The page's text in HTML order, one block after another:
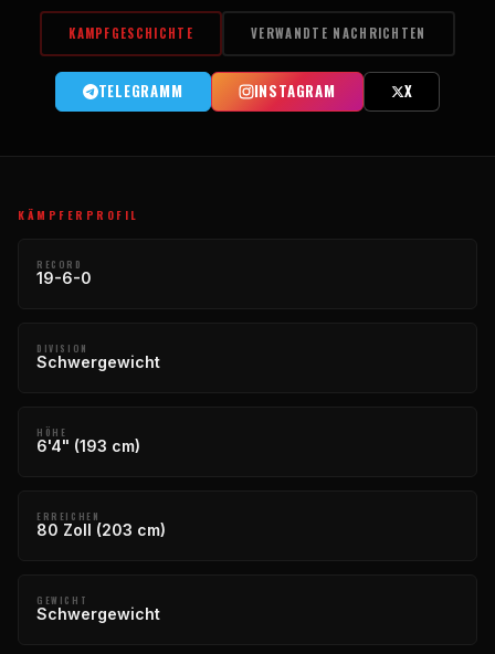
KAMPFGESCHICHTE VERWANDTE NACHRICHTEN
TELEGRAMM INSTAGRAM X
KÄMPFERPROFIL
RECORD
19-6-0
DIVISION
Schwergewicht
HÖHE
6'4" (193 cm)
ERREICHEN
80 Zoll (203 cm)
GEWICHT
Schwergewicht